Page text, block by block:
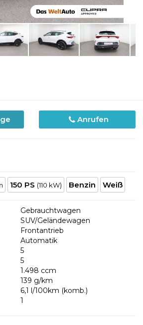
Anrufen
150 PS (110 kW) Benzin Weiß
Gebrauchtwagen
SUV/Geländewagen
Frontantrieb
Automatik
5
5
1.498 ccm
139 g/km
6,1 l/100km (komb.)
1